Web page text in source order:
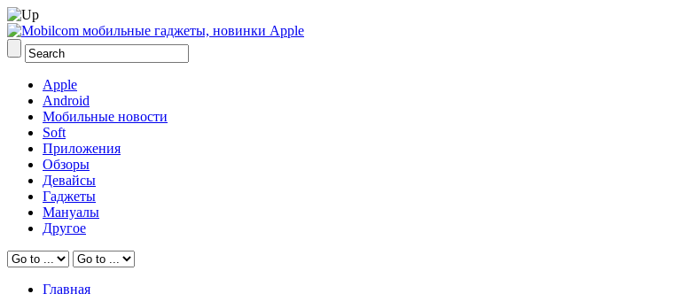
Apple
Android
Мобильные новости
Soft
Приложения
Обзоры
Девайсы
Гаджеты
Мануалы
Другое
Главная